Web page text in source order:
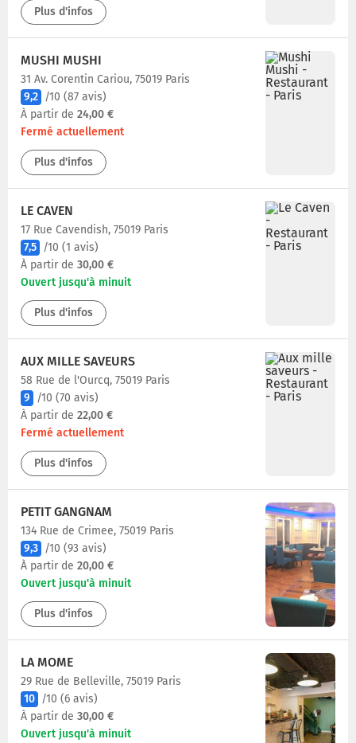
Plus d'infos
MUSHI MUSHI
31 Av. Corentin Cariou, 75019 Paris
9,2 /10 (87 avis)
À partir de 24,00 €
Fermé actuellement
Plus d'infos
LE CAVEN
17 Rue Cavendish, 75019 Paris
7,5 /10 (1 avis)
À partir de 30,00 €
Ouvert jusqu'à minuit
Plus d'infos
AUX MILLE SAVEURS
58 Rue de l'Ourcq, 75019 Paris
9
/10 (70 avis)
À partir de 22,00 €
Fermé actuellement
Plus d'infos
PETIT GANGNAM
134 Rue de Crimee, 75019 Paris
9,3 /10 (93 avis)
À partir de 20,00 €
Ouvert jusqu'à minuit
Plus d'infos
LA MOME
29 Rue de Belleville, 75019 Paris
10 /10 (6 avis)
À partir de 30,00 €
Ouvert jusqu'à minuit